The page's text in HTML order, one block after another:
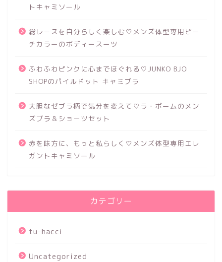
トキャミソール
総レースを自分らしく楽しむ♡メンズ体型専用ピー
チカラーのボディースーツ
ふわふわピンクに心までほぐれる♡JUNKO BJO
SHOPのパイルドット キャミブラ
大胆なゼブラ柄で気分を変えて♡ラ・ポームのメン
ズブラ＆ショーツセット
赤を味方に、もっと私らしく♡メンズ体型専用エレ
ガントキャミソール
カテゴリー
tu-hacci
Uncategorized